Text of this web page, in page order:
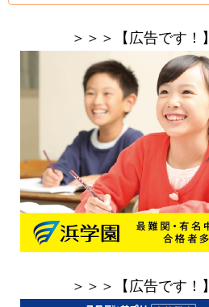
＞＞＞【広告です！】
＞＞＞【広告です！】